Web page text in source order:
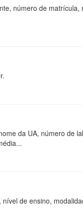
número de
da UA, número de
de ensino,